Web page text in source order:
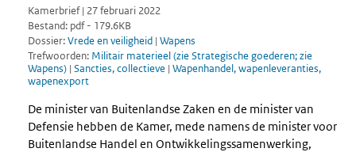
Kamerbrief | 27 februari 2022
Bestand: pdf - 179.6KB
Dossier:Vrede en veiligheid | Wapens
Trefwoorden: Militair materieel (zie Strategische goederen; zie
Wapens) | Sancties, collectieve | Wapenhandel, wapenleveranties,
wapenexport
De minister van Buitenlandse Zaken en de minister van
Defensie hebben de Kamer, mede namens de minister voor
Buitenlandse Handel en Ontwikkelingssamenwerking,